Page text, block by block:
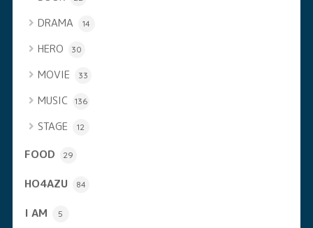
DRAMA 14
HERO 30
MOVIE 33
MUSIC 136
STAGE 12
FOOD 29
HO4AZU 84
I AM 5